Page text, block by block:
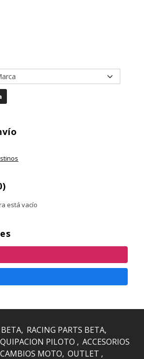
está vacío
BETA RACING PARTS BETA
PILOTO
ACCESORIOS
MOTO OUTLET